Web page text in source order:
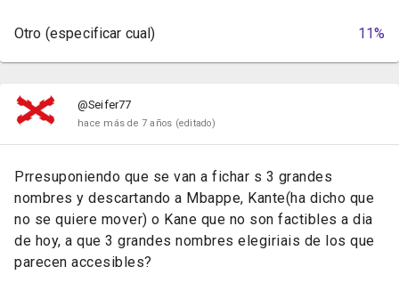
Otro (especificar cual) 11%
@Seifer77
hace más de 7 años (editado)
Prresuponiendo que se van a fichar s 3 grandes
nombres y descartando a Mbappe, Kante(ha dicho que
no se quiere mover) o Kane que no son factibles a dia
de hoy, a que 3 grandes nombres elegiriais de los que
parecen accesibles?